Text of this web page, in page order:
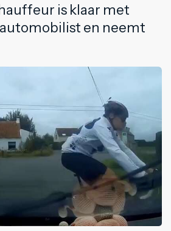
is klaar met
en neemt